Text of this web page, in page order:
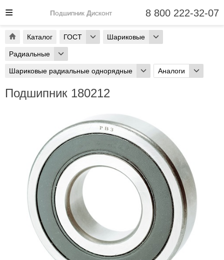
Каталог ГОСТ Шариковые
Радиальные
Шариковые радиальные однорядные Аналоги
Подшипник 180212
Подшипник Дисконт 8 800 222-32-07